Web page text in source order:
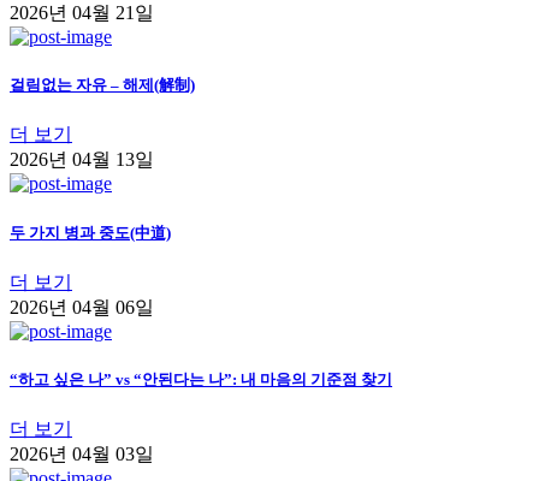
2026년 04월 21일
걸림없는 자유 – 해제(解制)
더 보기
2026년 04월 13일
두 가지 병과 중도(中道)
더 보기
2026년 04월 06일
“하고 싶은 나” vs “안된다는 나”: 내 마음의 기준점 찾기
더 보기
2026년 04월 03일